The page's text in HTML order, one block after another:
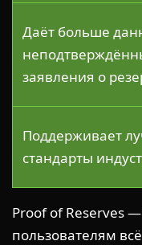
Даёт больше
заявления о
Поддерживает
стандарты
Proof of Reserves
пользователям